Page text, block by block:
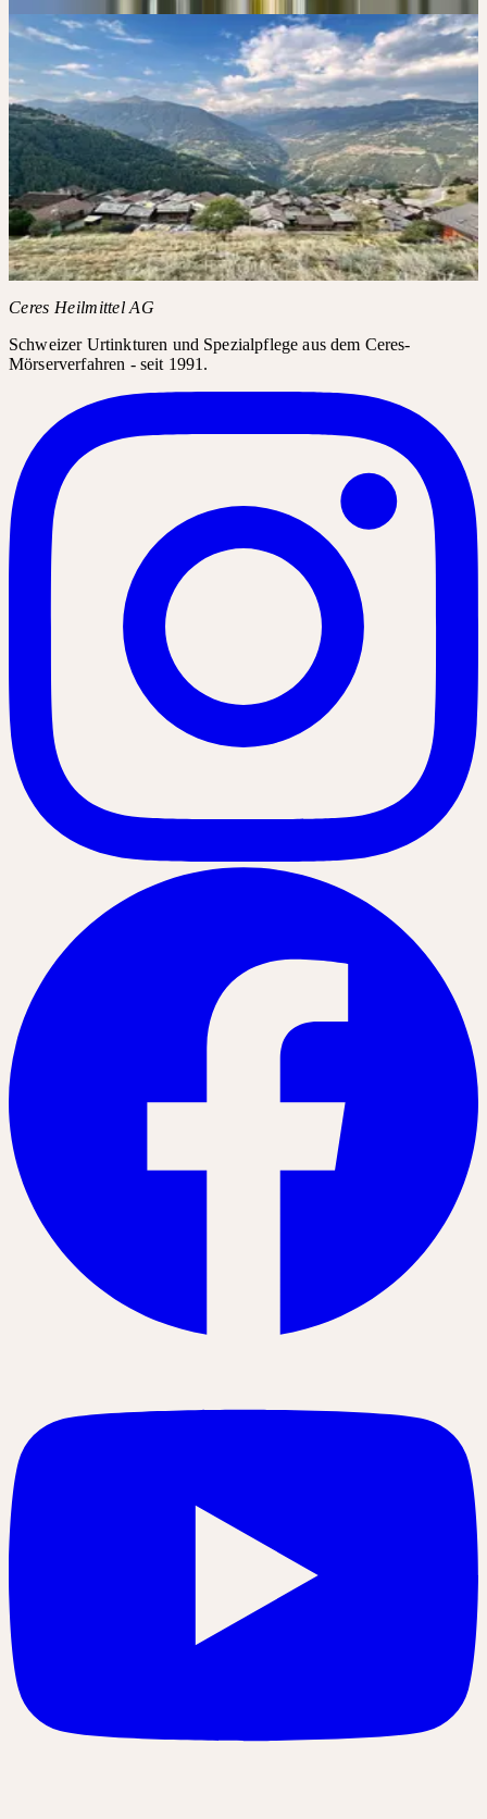
Bildergalerie
CERES AUF
INSTAGRAM #ARTEMISIA /
#ARTEMISIAABSINTHIUM
Instagram-Posts benötigen Ihre Zustimmung für Drittanbieter-
Inhalte.
Instagram laden
Ceres Heilmittel AG
Schweizer Urtinkturen und Spezialpflege aus dem Ceres-
Mörserverfahren - seit 1991.